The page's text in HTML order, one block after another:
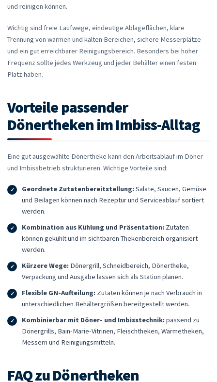
und reinigen können.
Wichtig sind freie Laufwege, eindeutige Ablageflächen, klare
Trennung von warmen und kalten Bereichen, sichere Messerplätze
und ein gut erreichbarer Reinigungsbereich. Besonders bei hoher
Frequenz sollte jedes Werkzeug und jeder Behälter einen festen
Platz haben.
Vorteile passender
Dönertheken im Imbiss-Alltag
Eine gut ausgewählte Dönertheke kann den Arbeitsablauf im Döner-
und Imbissbetrieb strukturieren. Wichtige Vorteile sind:
Geordnete Zutatenbereitstellung:Salate, Saucen, Gemüse
und Beilagen können nach Rezeptur und Serviceablauf sortiert
werden.
Kombination aus Kühlung und Präsentation: Zutaten
können gekühlt und im sichtbaren Thekenbereich organisiert
werden.
Kürzere Wege: Dönergrill, Schneidbereich, Dönertheke,
Verpackung und Ausgabe lassen sich als Station planen.
Flexible GN-Aufteilung: Zutaten können je nach Verbrauch in
unterschiedlichen Behältergrößen bereitgestellt werden.
Kombinierbar mit Döner- und Imbisstechnik:passend zu
Dönergrills, Bain-Marie-Vitrinen, Fleischtheken, Wärmetheken,
Messern und Reinigungsmitteln.
FAQ zu Dönertheken